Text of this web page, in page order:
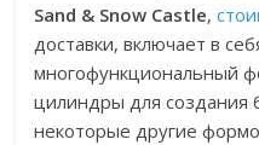
Sand & Snow Castle,
доставки, включает в
многофункциональный
цилиндры для создания
некоторые другие